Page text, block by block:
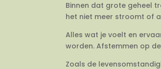
Binnen dat grote geheel
het niet meer stroomt of
Alles wat je voelt en
worden. Afstemmen op
Zoals de